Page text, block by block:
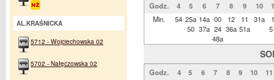
Godz. 4 5 6 7 8 9 10
Min.
54 25a
50
14a
37a
00
24
48a
12
36a
11
51a
31a
Godz. 4 5 6 7 8 9 10
11
AL.KRAŚNICKA
5712 - Wojciechowska 02
5702 - Nałęczowska 02